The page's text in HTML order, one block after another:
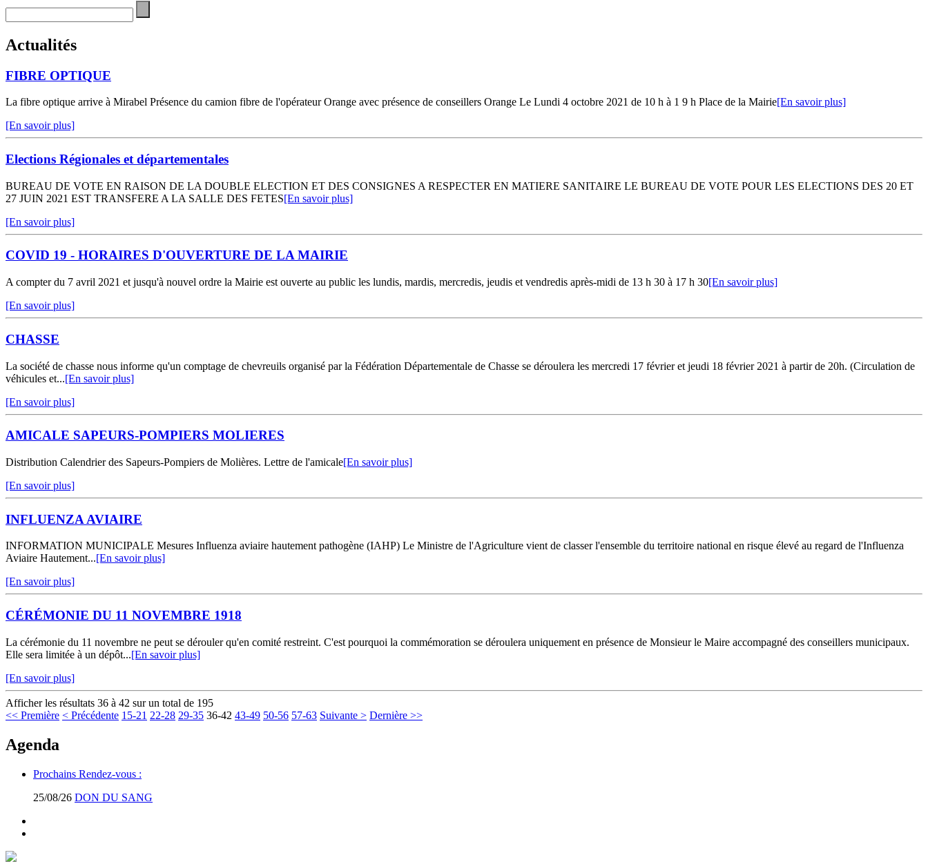
Actualités
FIBRE OPTIQUE
La fibre optique arrive à Mirabel Présence du camion fibre de l'opérateur Orange avec présence de conseillers Orange Le Lundi 4 octobre 2021 de 10 h à 1 9 h Place de la Mairie[En savoir plus]
[En savoir plus]
Elections Régionales et départementales
BUREAU DE VOTE EN RAISON DE LA DOUBLE ELECTION ET DES CONSIGNES A RESPECTER EN MATIERE SANITAIRE LE BUREAU DE VOTE POUR LES ELECTIONS DES 20 ET
27 JUIN 2021 EST TRANSFERE A LA SALLE DES FETES[En savoir plus]
[En savoir plus]
COVID 19 - HORAIRES D'OUVERTURE DE LA MAIRIE
A compter du 7 avril 2021 et jusqu'à nouvel ordre la Mairie est ouverte au public les lundis, mardis, mercredis, jeudis et vendredis après-midi de 13 h 30 à 17 h 30[En savoir plus]
[En savoir plus]
CHASSE
La société de chasse nous informe qu'un comptage de chevreuils organisé par la Fédération Départementale de Chasse se déroulera les mercredi 17 février et jeudi 18 février 2021 à partir de 20h. (Circulation de
véhicules et...[En savoir plus]
[En savoir plus]
AMICALE SAPEURS-POMPIERS MOLIERES
Distribution Calendrier des Sapeurs-Pompiers de Molières. Lettre de l'amicale[En savoir plus]
[En savoir plus]
INFLUENZA AVIAIRE
INFORMATION MUNICIPALE Mesures Influenza aviaire hautement pathogène (IAHP) Le Ministre de l'Agriculture vient de classer l'ensemble du territoire national en risque élevé au regard de l'Influenza
Aviaire Hautement...[En savoir plus]
[En savoir plus]
CÉRÉMONIE DU 11 NOVEMBRE 1918
La cérémonie du 11 novembre ne peut se dérouler qu'en comité restreint. C'est pourquoi la commémoration se déroulera uniquement en présence de Monsieur le Maire accompagné des conseillers municipaux.
Elle sera limitée à un dépôt...[En savoir plus]
[En savoir plus]
Afficher les résultats 36 à 42 sur un total de 195
<< Première < Précédente 15-21 22-28 29-35 36-42 43-49 50-56 57-63 Suivante > Dernière >>
Agenda
Prochains Rendez-vous :
25/08/26 DON DU SANG